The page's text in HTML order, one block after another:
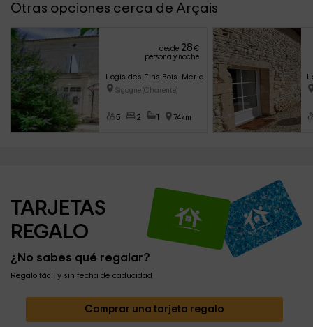
Otras opciones cerca de Arçais
desde 28€
persona y noche
Logis des Fins Bois- Merlot
Sigogne (Charente)
5 2 1 74km
TARJETAS
REGALO
¿No sabes qué regalar?
Regalo fácil y sin fecha de caducidad
Comprar una tarjeta regalo